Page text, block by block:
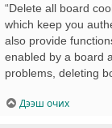
“Delete all board
which keep you
also provide
enabled by a board
problems, deleting
Дээш очих